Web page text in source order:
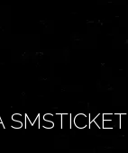
SMSTICKET